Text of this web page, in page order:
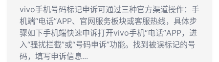
vivo手机号码标记申诉可通过三种官方渠道操作：‌手
机端“电话”APP、官网服务板块或客服热线‌，具体步
骤如下手机端快速申诉打开vivo手机“电话”APP，进
入“骚扰拦截”或“号码申诉”功能。找到被误标记的号
码，填写申诉信息...